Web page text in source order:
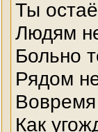
Ты
Людям
Больно
Рядом
Как